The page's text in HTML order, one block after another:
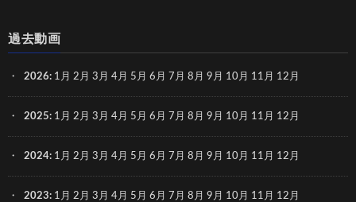
過去動画
2026: 1月 2月 3月 4月 5月 6月 7月 8月 9月 10月 11月 12月
2025: 1月 2月 3月 4月 5月 6月 7月 8月 9月 10月 11月 12月
2024: 1月 2月 3月 4月 5月 6月 7月 8月 9月 10月 11月 12月
2023: 1月 2月 3月 4月 5月 6月 7月 8月 9月 10月 11月 12月